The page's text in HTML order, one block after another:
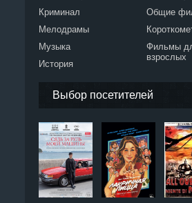
Криминал
Мелодрамы
Музыка
История
Общие
Фильмы
взрослых
Выбор посетителей